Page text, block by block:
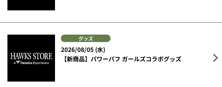
グッズ
2026/08/05 (水)
【新商品】パワーパフ ガールズコラボグッズ